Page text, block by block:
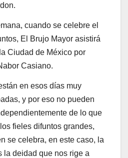
cuando se celebre el
El Brujo Mayor asistirá
Ciudad de México por
Casiano.
en esos días muy
y por eso no pueden
de lo que
fieles difuntos grandes,
se celebra, en este caso, la
la deidad que nos rige a